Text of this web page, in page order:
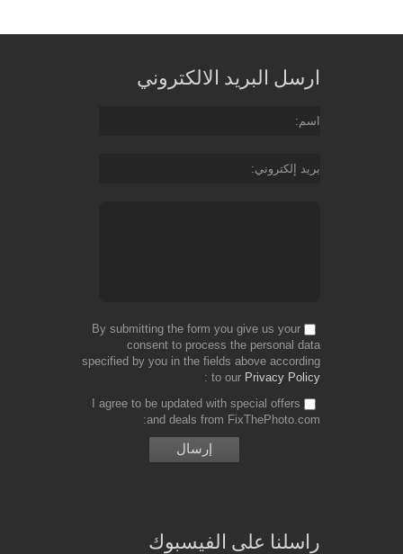
Free
ارسل البريد الالكتروني
اسم
بريد إلكتروني
By submitting the form you give us your
consent to process the personal data
specified by you in the fields above according
to our Privacy Policy
I agree to be updated with special offers
and deals from FixThePhoto.com
راسلنا على الفيسبوك